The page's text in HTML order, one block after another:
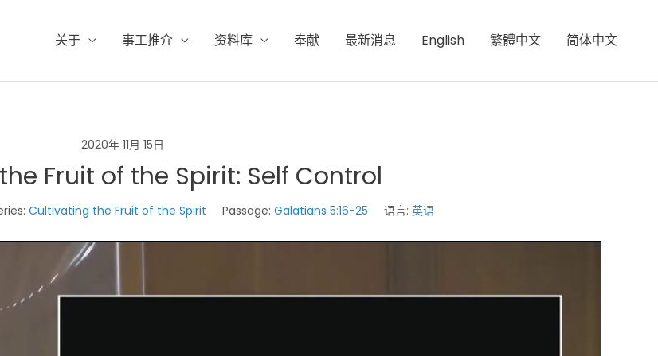
关于 事工推介 资料库 奉献 最新消息 English 繁體中文 简体中文
2020年 11月 15日
Fruit of the Spirit: Self Control
Cultivating the Fruit of the Spirit Passage: Galatians 5:16-25 语言: 英语